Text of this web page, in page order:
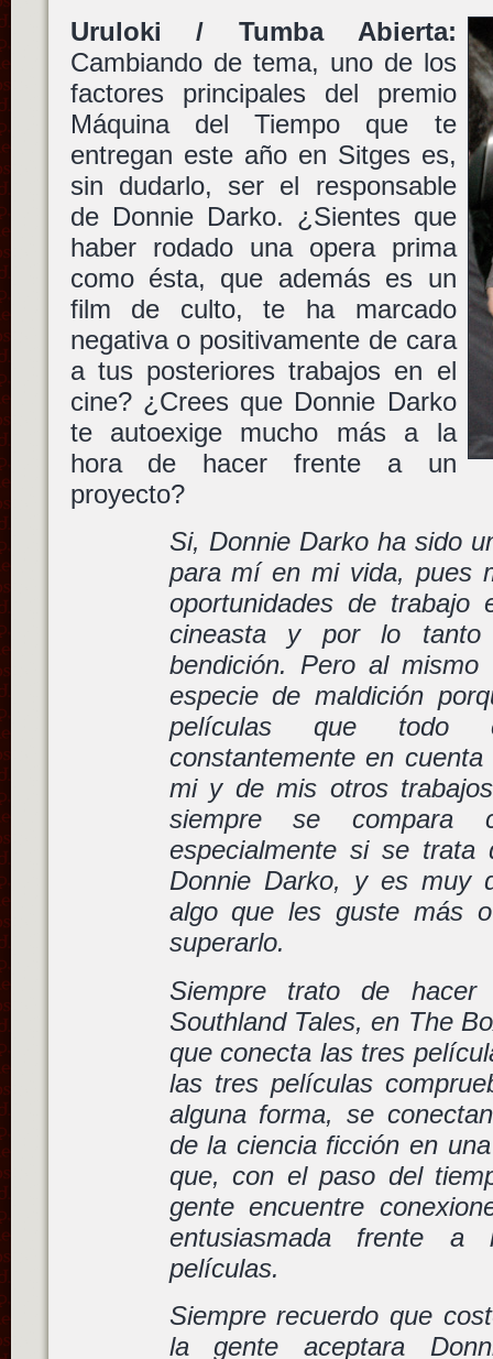
Uruloki / Tumba Abierta:
Cambiando de tema, uno de los
factores principales del premio
Máquina del Tiempo que te
entregan este año en Sitges es,
sin dudarlo, ser el responsable
de Donnie Darko. ¿Sientes que
haber rodado una opera prima
como ésta, que además es un
film de culto, te ha marcado
negativa o positivamente de cara
a tus posteriores trabajos en el
cine? ¿Crees que Donnie Darko
te autoexige mucho más a la
hora de hacer frente a un
proyecto?
Si, Donnie Darko ha sido
para mí en mi vida, pues
oportunidades de trabajo
cineasta y por lo tanto
bendición. Pero al
especie de maldición
películas que todo
constantemente en
mi y de mis otros
siempre se compara
especialmente si se trata
Donnie Darko, y es muy
algo que les guste más
superarlo.
Siempre trato de hacer
Southland Tales, en The
que conecta las tres
las tres películas
alguna forma, se
de la ciencia ficción en
que, con el paso del
gente encuentre
entusiasmada frente a
películas.
Siempre recuerdo que
la gente aceptara